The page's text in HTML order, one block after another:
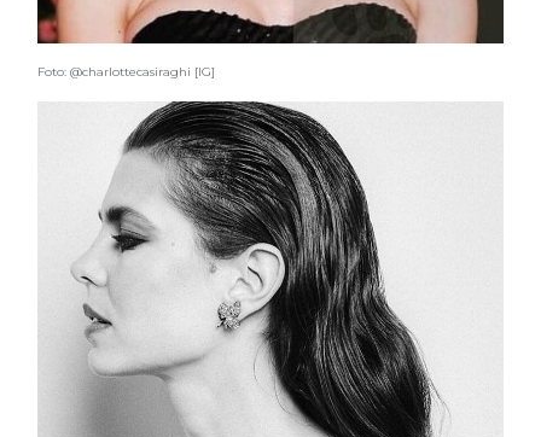
Foto: @charlottecasiraghi [IG]